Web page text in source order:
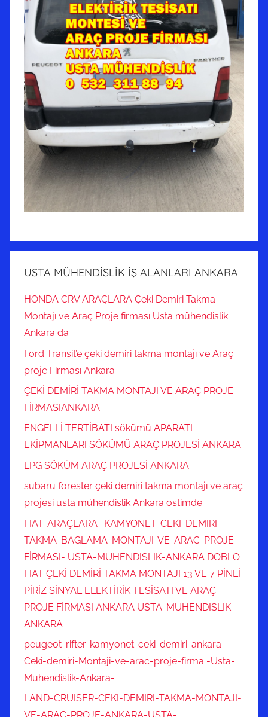
USTA MÜHENDİSLİK İŞ ALANLARI ANKARA
HONDA CRV ARAÇLARA Çeki Demiri Takma
Montajı ve Araç Proje firması Usta mühendislik
Ankara da
Ford Transit’e çeki demiri takma montajı ve Araç
proje Firması Ankara
ÇEKİ DEMİRİ TAKMA MONTAJI VE ARAÇ PROJE
FİRMASIANKARA
ENGELLİ TERTİBATI sökümü APARATI
EKİPMANLARI SÖKÜMÜ ARAÇ PROJESİ ANKARA
LPG SÖKÜM ARAÇ PROJESİ ANKARA
subaru forester çeki demiri takma montajı ve araç
projesi usta mühendislik Ankara ostimde
FIAT-ARAÇLARA -KAMYONET-CEKI-DEMIRI-
TAKMA-BAGLAMA-MONTAJI-VE-ARAC-PROJE-
FİRMASI- USTA-MUHENDISLIK-ANKARA DOBLO
FIAT ÇEKİ DEMİRİ TAKMA MONTAJI 13 VE 7 PİNLİ
PİRİZ SİNYAL ELEKTİRİK TESİSATI VE ARAÇ
PROJE FİRMASI ANKARA USTA-MUHENDISLIK-
ANKARA
peugeot-rifter-kamyonet-ceki-demiri-ankara-
Ceki-demiri-Montaji-ve-arac-proje-firma -Usta-
Muhendislik-Ankara-
LAND-CRUISER-CEKI-DEMIRI-TAKMA-MONTAJI-